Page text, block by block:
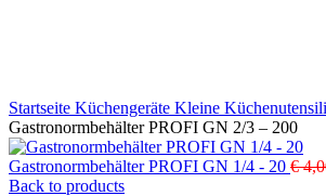
Startseite Küchengeräte Kleine
Gastronormbehälter PROFI GN 2/3 – 200
Gastronormbehälter PROFI GN 1/4 - 20 €
Back to products